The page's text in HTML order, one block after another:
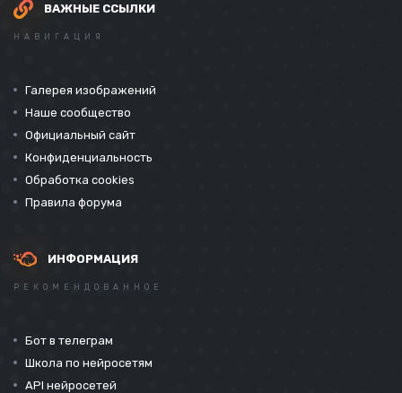
ВАЖНЫЕ ССЫЛКИ
НАВИГАЦИЯ
Галерея изображений
Наше сообщество
Официальный сайт
Конфиденциальность
Обработка cookies
Правила форума
ИНФОРМАЦИЯ
РЕКОМЕНДОВАННОЕ
Бот в телеграм
Школа по нейросетям
API нейросетей